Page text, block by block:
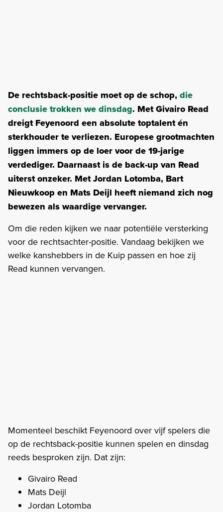
De rechtsback-positie moet op de schop,die
conclusie trokken we dinsdag. Met Givairo Read
dreigt Feyenoord een absolute toptalent én
sterkhouder te verliezen. Europese grootmachten
liggen immers op de loer voor de 19-jarige
verdediger. Daarnaast is de back-up van Read
uiterst onzeker. Met Jordan Lotomba, Bart
Nieuwkoop en Mats Deijl heeft niemand zich nog
bewezen als waardige vervanger.
Om die reden kijken we naar potentiële versterking
voor de rechtsachter-positie. Vandaag bekijken we
welke kanshebbers in de Kuip passen en hoe zij
Read kunnen vervangen.
Momenteel beschikt Feyenoord over vijf spelers die
op de rechtsback-positie kunnen spelen en dinsdag
reeds besproken zijn. Dat zijn:
Givairo Read
Mats Deijl
Jordan Lotomba